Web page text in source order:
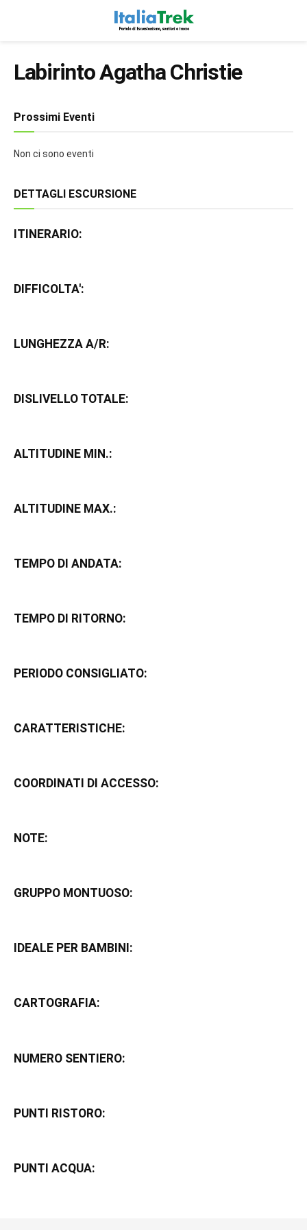
Labirinto Agatha Christie
Prossimi Eventi
Non ci sono eventi
DETTAGLI ESCURSIONE
ITINERARIO:
DIFFICOLTA':
LUNGHEZZA A/R:
DISLIVELLO TOTALE:
ALTITUDINE MIN.:
ALTITUDINE MAX.:
TEMPO DI ANDATA:
TEMPO DI RITORNO:
PERIODO CONSIGLIATO:
CARATTERISTICHE:
COORDINATI DI ACCESSO:
NOTE:
GRUPPO MONTUOSO:
IDEALE PER BAMBINI:
CARTOGRAFIA:
NUMERO SENTIERO:
PUNTI RISTORO:
PUNTI ACQUA: